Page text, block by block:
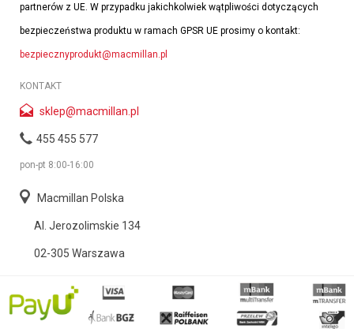
partnerów z UE. W przypadku jakichkolwiek wątpliwości dotyczących
bezpieczeństwa produktu w ramach GPSR UE prosimy o kontakt:
bezpiecznyprodukt@macmillan.pl
KONTAKT
sklep@macmillan.pl
455 455 577
pon-pt 8:00-16:00
Macmillan Polska
Al. Jerozolimskie 134
02-305 Warszawa